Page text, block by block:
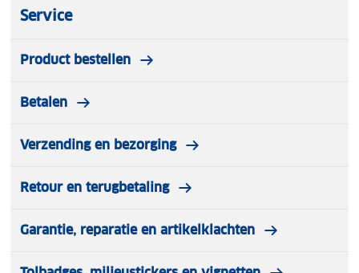
Service
Product bestellen
Betalen
Verzending en bezorging
Retour en terugbetaling
Garantie, reparatie en artikelklachten